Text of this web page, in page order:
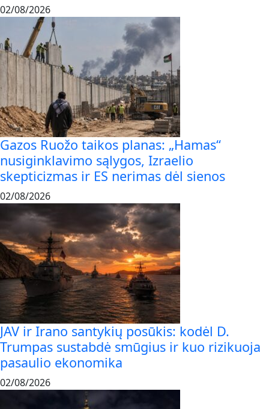
02/08/2026
Gazos Ruožo taikos planas: „Hamas“
nusiginklavimo sąlygos, Izraelio
skepticizmas ir ES nerimas dėl sienos
02/08/2026
JAV ir Irano santykių posūkis: kodėl D.
Trumpas sustabdė smūgius ir kuo rizikuoja
pasaulio ekonomika
02/08/2026